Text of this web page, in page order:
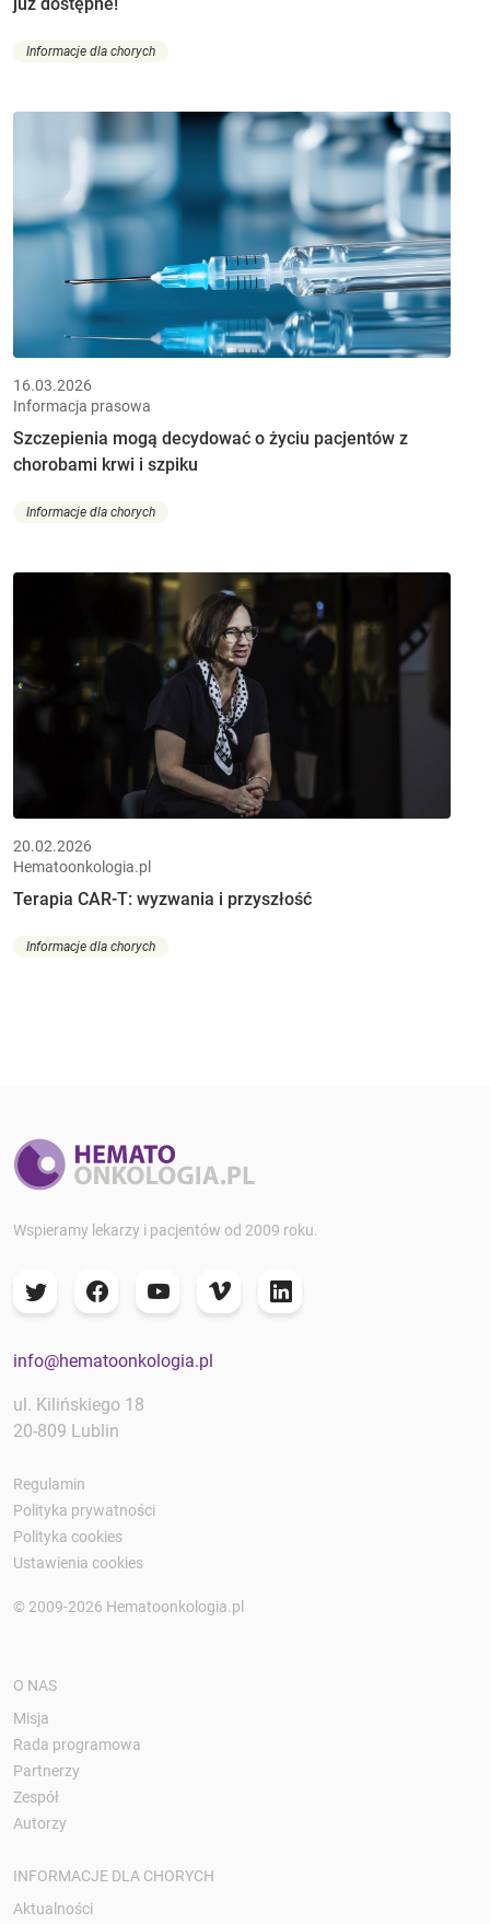
Informacje dla chorych
16.03.2026
Informacja prasowa
Szczepienia mogą decydować o życiu pacjentów z
chorobami krwi i szpiku
Informacje dla chorych
20.02.2026
Hematoonkologia.pl
Terapia CAR-T: wyzwania i przyszłość
Informacje dla chorych
Wspieramy lekarzy i pacjentów od 2009 roku.
info@hematoonkologia.pl
ul. Kilińskiego 18
20-809 Lublin
Regulamin
Polityka prywatności
Polityka cookies
Ustawienia cookies
© 2009-2026 Hematoonkologia.pl
O NAS
Misja
Rada programowa
Partnerzy
Zespół
Autorzy
INFORMACJE DLA CHORYCH
Aktualności